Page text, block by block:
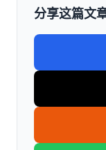
分享这篇文